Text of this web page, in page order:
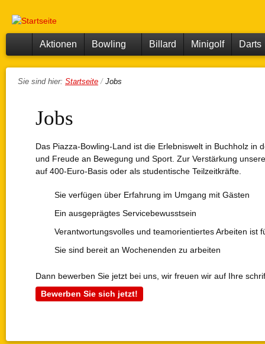
Bowling
Center
Billard,
Minigolf,
Restaurant,
Eventraum
Starts
Aktionen Bowling Billard Minigolf Darts
Sie sind hier: Startseite / Jobs
Jobs
Das Piazza-Bowling-Land ist die Erlebniswelt in Buchholz
und Freude an Bewegung und Sport. Zur Verstärkung
auf 400-Euro-Basis oder als studentische Teilzeitkräfte.
Sie verfügen über Erfahrung im Umgang mit Gästen
Ein ausgeprägtes Servicebewusstsein
Verantwortungsvolles und teamorientiertes Arbeiten ist
Sie sind bereit an Wochenenden zu arbeiten
Dann bewerben Sie jetzt bei uns, wir freuen wir auf Ihre
Bewerben Sie sich jetzt!